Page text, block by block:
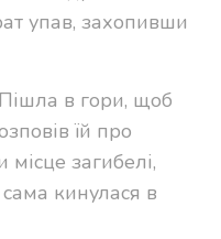
упав, захопивши
в гори, щоб
їй про
загибелі,
кинулася в